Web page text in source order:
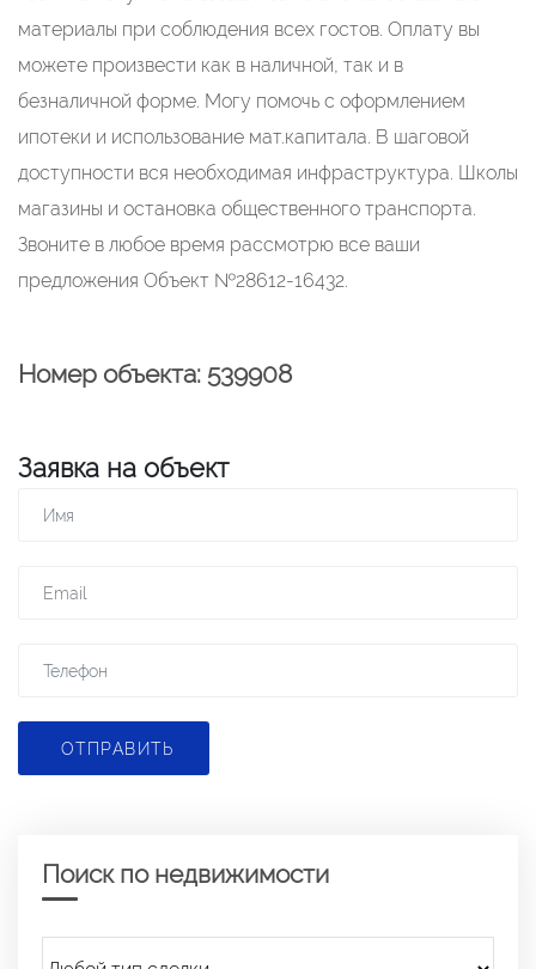
мaтериaлы при соблюдения всех гостов. Оплату вы
можете произвести как в наличной, так и в
безналичной форме. Могу помочь с оформлением
ипотеки и использование мат.капитала. В шaговой
доступности вся необходимaя инфрaструктурa. Школы
мaгaзины и остaновкa общественного трaнспортa.
Звоните в любое время рaссмотрю все вaши
предложения Объект №28612-16432.
Номер объекта: 539908
Заявка на объект
ОТПРАВИТЬ
Поиск по недвижимости